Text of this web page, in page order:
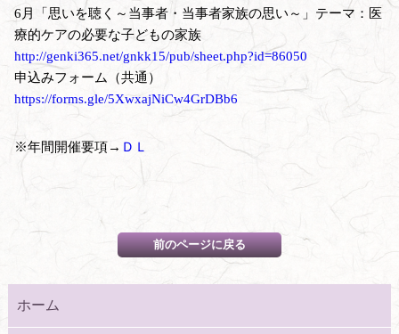
6月「思いを聴く～当事者・当事者家族の思い～」テーマ：医
療的ケアの必要な子どもの家族
http://genki365.net/gnkk15/pub/sheet.php?id=86050
申込みフォーム（共通）
https://forms.gle/5XwxajNiCw4GrDBb6
※年間開催要項→ ＤＬ
ホーム